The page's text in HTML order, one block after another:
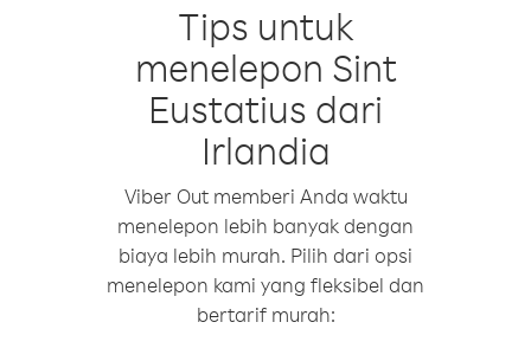
Tips untuk
menelepon Sint
Eustatius dari
Irlandia
Viber Out memberi Anda waktu
menelepon lebih banyak dengan
biaya lebih murah. Pilih dari opsi
menelepon kami yang fleksibel dan
bertarif murah: